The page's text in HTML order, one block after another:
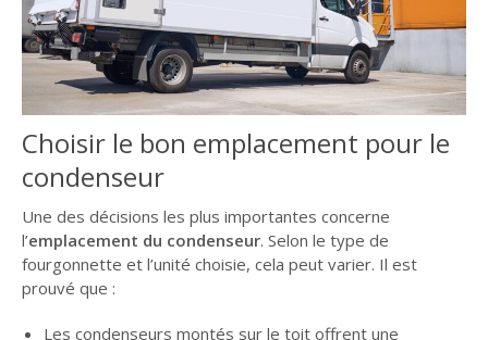
Choisir le bon emplacement pour le
condenseur
Une des décisions les plus importantes concerne
l’emplacement du condenseur. Selon le type de
fourgonnette et l’unité choisie, cela peut varier. Il est
prouvé que :
Les condenseurs montés sur le toit offrent une